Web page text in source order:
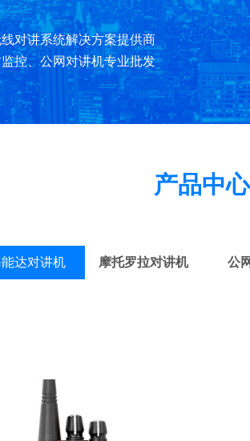
对讲系统解决方案提供商
控、公网对讲机专业批发
产品中心
达对讲机 摩托罗拉对讲机 公